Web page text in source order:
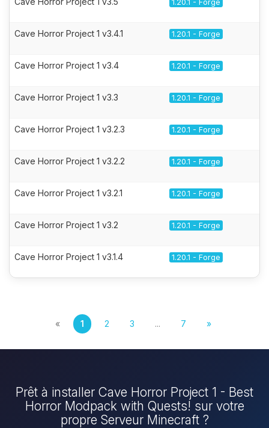
1.20.1 - Forge
Cave Horror Project 1 v3.4.1 1.20.1 - Forge
Cave Horror Project 1 v3.4 1.20.1 - Forge
Cave Horror Project 1 v3.3 1.20.1 - Forge
Cave Horror Project 1 v3.2.3 1.20.1 - Forge
Cave Horror Project 1 v3.2.2 1.20.1 - Forge
Cave Horror Project 1 v3.2.1 1.20.1 - Forge
Cave Horror Project 1 v3.2 1.20.1 - Forge
Cave Horror Project 1 v3.1.4 1.20.1 - Forge
« 1 2 3 ... 7 »
Prêt à installer Cave Horror Project 1 - Best
Horror Modpack with Quests! sur votre
propre Serveur Minecraft ?